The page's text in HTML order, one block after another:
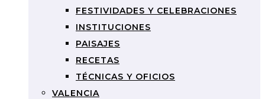
FESTIVIDADES Y CELEBRACIONES
INSTITUCIONES
PAISAJES
RECETAS
TÉCNICAS Y OFICIOS
VALENCIA